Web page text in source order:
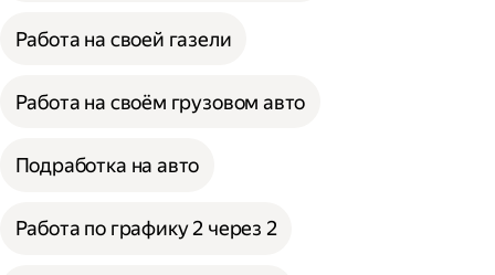
Работа на своей газели
Работа на своём грузовом авто
Подработка на авто
Работа по графику 2 через 2